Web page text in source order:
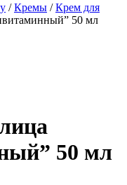
/Кремы /Крем для
50 мл
50 мл